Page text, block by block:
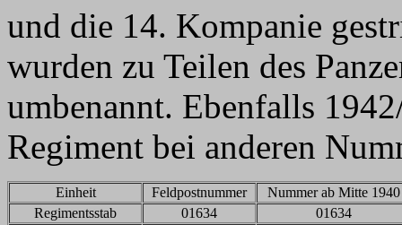
und die 14. Kompanie
wurden zu Teilen des
umbenannt. Ebenfalls
Regiment bei anderen
Einheit Feldpostnummer
Nummer ab Mitte 1940
Regimentsstab
01634
01634